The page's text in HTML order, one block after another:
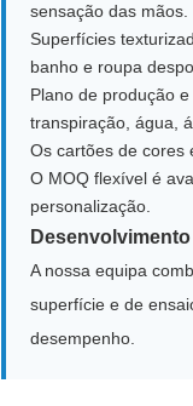
sensação das mãos.
Superfícies
banho e roupa
Plano de produção
transpiração, água,
Os cartões de cores
O MOQ flexível é
personalização.
A nossa equipa
superfície e de
desempenho.